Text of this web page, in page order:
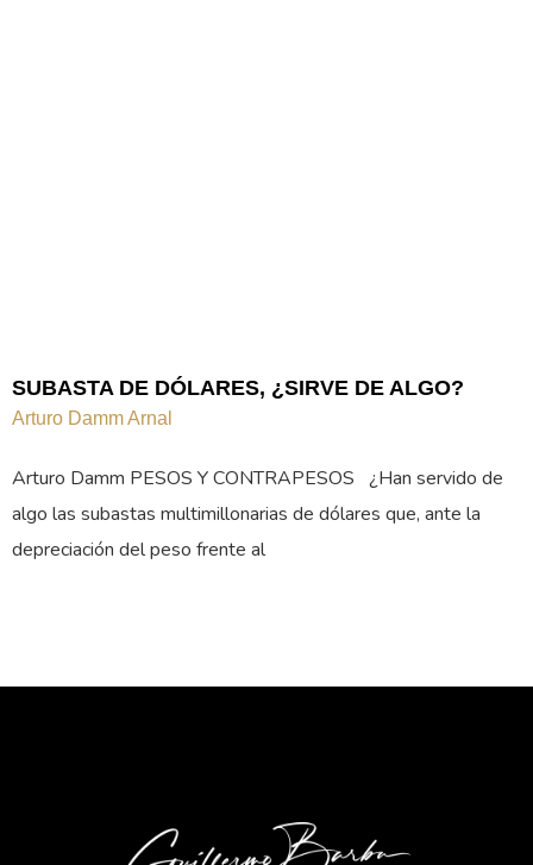
SUBASTA DE DÓLARES, ¿SIRVE DE ALGO?
Arturo Damm Arnal
Arturo Damm PESOS Y CONTRAPESOS ¿Han servido de
algo las subastas multimillonarias de dólares que, ante la
depreciación del peso frente al